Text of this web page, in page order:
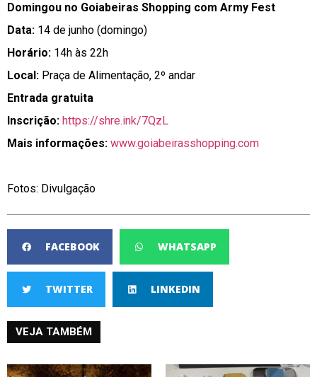
Domingou no Goiabeiras Shopping com Army Fest
Data: 14 de junho (domingo)
Horário: 14h às 22h
Local: Praça de Alimentação, 2º andar
Entrada gratuita
Inscrição: https://shre.ink/7QzL
Mais informações: www.goiabeirasshopping.com
Fotos: Divulgação
FACEBOOK WHATSAPP
TWITTER LINKEDIN
VEJA TAMBÉM